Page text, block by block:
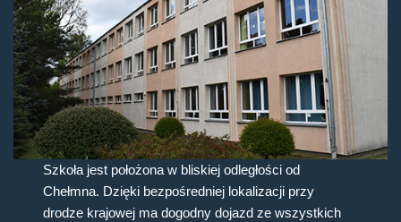
Szkoła jest położona w bliskiej odległości od
Chełmna. Dzięki bezpośredniej lokalizacji przy
drodze krajowej ma dogodny dojazd ze wszystkich